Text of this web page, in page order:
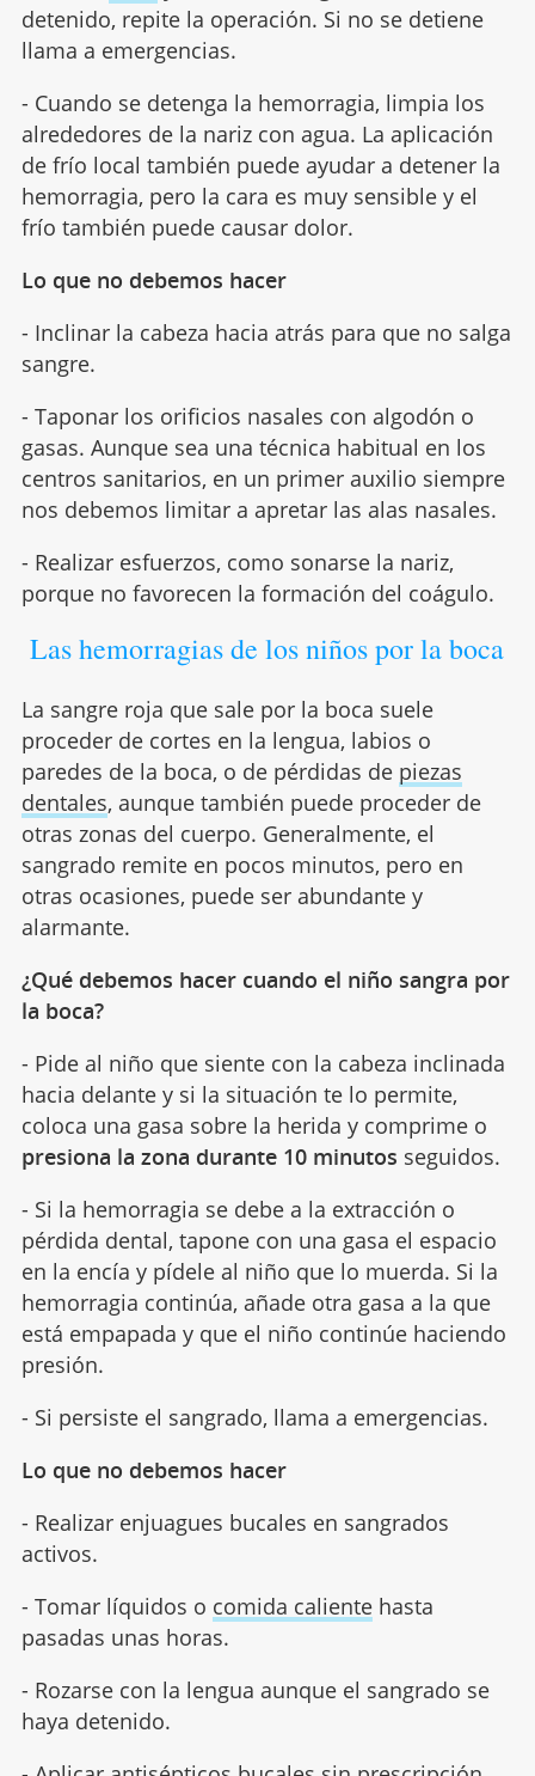
detenido, repite la operación. Si no se detiene
llama a emergencias.
- Cuando se detenga la hemorragia, limpia los
alrededores de la nariz con agua. La aplicación
de frío local también puede ayudar a detener la
hemorragia, pero la cara es muy sensible y el
frío también puede causar dolor.
Lo que no debemos hacer
- Inclinar la cabeza hacia atrás para que no salga
sangre.
- Taponar los orificios nasales con algodón o
gasas. Aunque sea una técnica habitual en los
centros sanitarios, en un primer auxilio siempre
nos debemos limitar a apretar las alas nasales.
- Realizar esfuerzos, como sonarse la nariz,
porque no favorecen la formación del coágulo.
Las hemorragias de los niños por la boca
La sangre roja que sale por la boca suele
proceder de cortes en la lengua, labios o
paredes de la boca, o de pérdidas de piezas
dentales, aunque también puede proceder de
otras zonas del cuerpo. Generalmente, el
sangrado remite en pocos minutos, pero en
otras ocasiones, puede ser abundante y
alarmante.
¿Qué debemos hacer cuando el niño sangra por
la boca?
- Pide al niño que siente con la cabeza inclinada
hacia delante y si la situación te lo permite,
coloca una gasa sobre la herida y comprime o
presiona la zona durante 10 minutos seguidos.
- Si la hemorragia se debe a la extracción o
pérdida dental, tapone con una gasa el espacio
en la encía y pídele al niño que lo muerda. Si la
hemorragia continúa, añade otra gasa a la que
está empapada y que el niño continúe haciendo
presión.
- Si persiste el sangrado, llama a emergencias.
Lo que no debemos hacer
- Realizar enjuagues bucales en sangrados
activos.
- Tomar líquidos o comida calientehasta
pasadas unas horas.
- Rozarse con la lengua aunque el sangrado se
haya detenido.